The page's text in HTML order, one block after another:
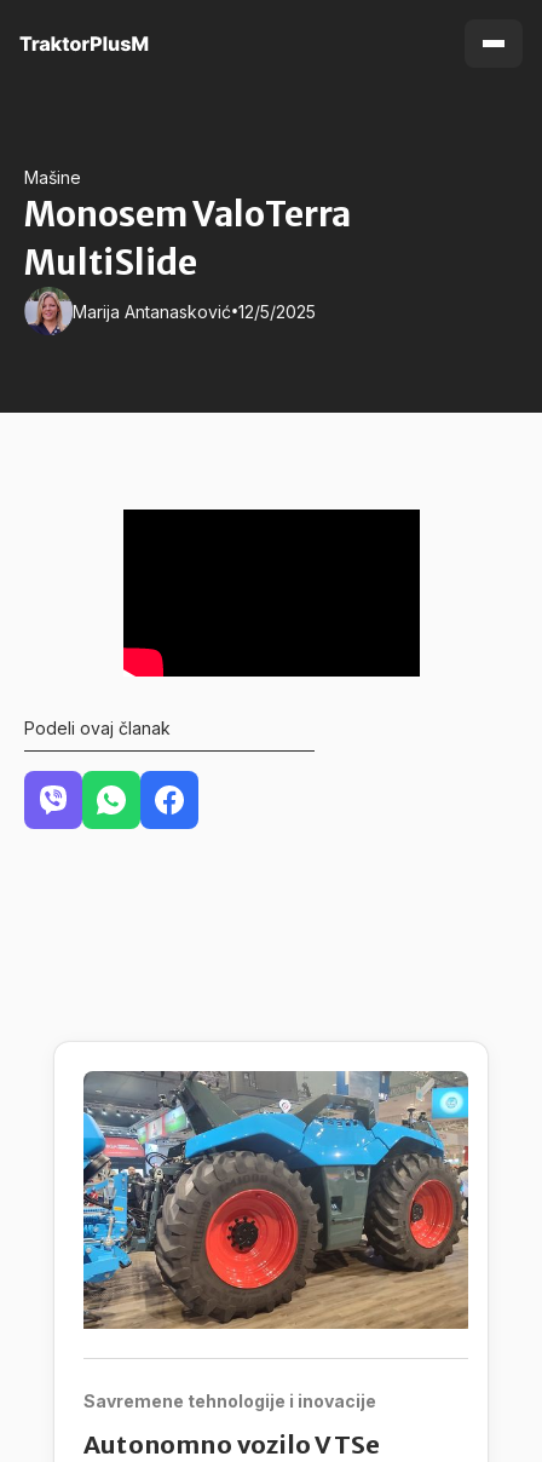
Mašine
Monosem ValoTerra
MultiSlide
Marija Antanasković•12/5/2025
Podeli ovaj članak
Savremene tehnologije i inovacije
Autonomno vozilo VTSe